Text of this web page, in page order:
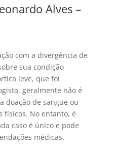
Alves –
com a divergência de
sua condição
leve, que foi
geralmente não é
doação de sangue ou
físicos. No entanto, é
caso é único e pode
médicas.